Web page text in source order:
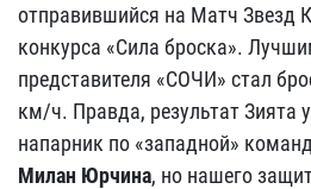
отправившийся на Матч Звезд
конкурса «Сила броска».
представителя «СОЧИ» стал
км/ч. Правда, результат Зията
напарник по «западной»
Милан Юрчина, но нашего